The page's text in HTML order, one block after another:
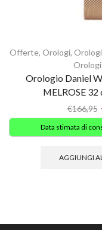
Offerte, Orologi,
Orologio Daniel
MELROSE
€166,95
Data stimata di
AGGIUNGI